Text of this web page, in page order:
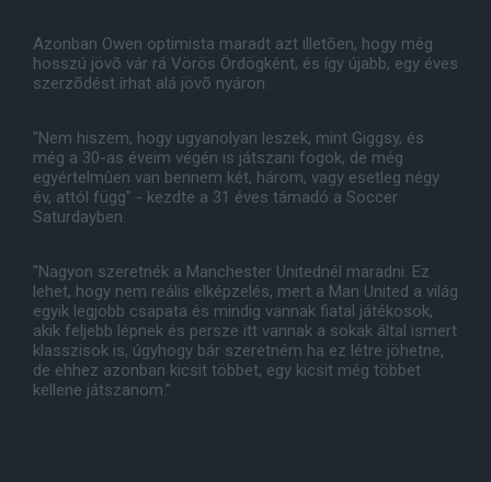
Azonban Owen optimista maradt azt illetõen, hogy még
hosszú jövõ vár rá Vörös Ördögként, és így újabb, egy éves
szerzõdést írhat alá jövõ nyáron.
"Nem hiszem, hogy ugyanolyan leszek, mint Giggsy, és
még a 30-as éveim végén is játszani fogok, de még
egyértelmûen van bennem két, három, vagy esetleg négy
év, attól függ" - kezdte a 31 éves támadó a Soccer
Saturdayben.
"Nagyon szeretnék a Manchester Unitednél maradni. Ez
lehet, hogy nem reális elképzelés, mert a Man United a világ
egyik legjobb csapata és mindig vannak fiatal játékosok,
akik feljebb lépnek és persze itt vannak a sokak által ismert
klasszisok is, úgyhogy bár szeretném ha ez létre jöhetne,
de ehhez azonban kicsit többet, egy kicsit még többet
kellene játszanom."